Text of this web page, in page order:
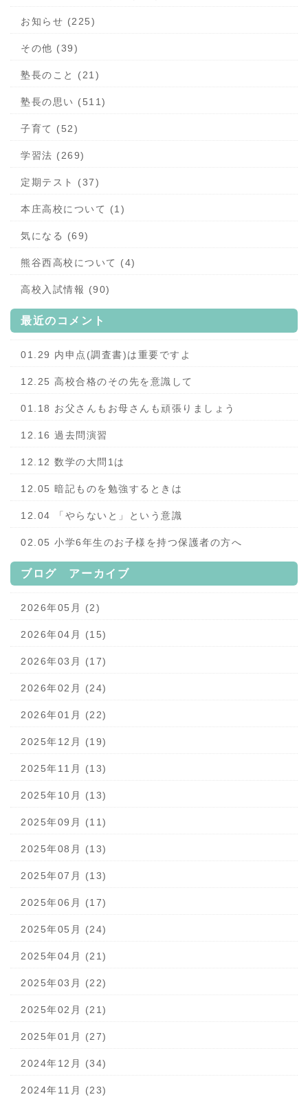
お知らせ (225)
その他 (39)
塾長のこと (21)
塾長の思い (511)
子育て (52)
学習法 (269)
定期テスト (37)
本庄高校について (1)
気になる (69)
熊谷西高校について (4)
高校入試情報 (90)
最近のコメント
01.29 内申点(調査書)は重要ですよ
12.25 高校合格のその先を意識して
01.18 お父さんもお母さんも頑張りましょう
12.16 過去問演習
12.12 数学の大問1は
12.05 暗記ものを勉強するときは
12.04 「やらないと」という意識
02.05 小学6年生のお子様を持つ保護者の方へ
ブログ アーカイブ
2026年05月 (2)
2026年04月 (15)
2026年03月 (17)
2026年02月 (24)
2026年01月 (22)
2025年12月 (19)
2025年11月 (13)
2025年10月 (13)
2025年09月 (11)
2025年08月 (13)
2025年07月 (13)
2025年06月 (17)
2025年05月 (24)
2025年04月 (21)
2025年03月 (22)
2025年02月 (21)
2025年01月 (27)
2024年12月 (34)
2024年11月 (23)